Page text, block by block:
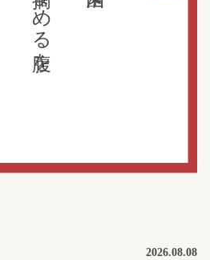
2026.08.08